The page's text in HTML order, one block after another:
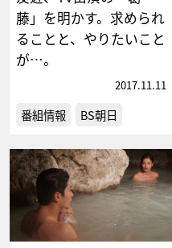
藤」を明かす。求められ
ることと、やりたいこと
が…。
2017.11.11
番組情報 BS朝日